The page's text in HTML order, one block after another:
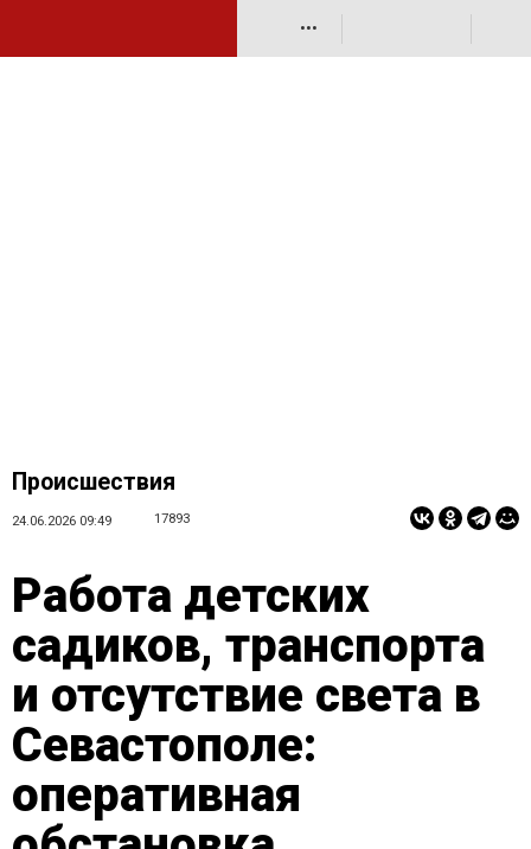
•••
Происшествия
24.06.2026 09:49 17893
Работа детских
садиков, транспорта
и отсутствие света в
Севастополе:
оперативная